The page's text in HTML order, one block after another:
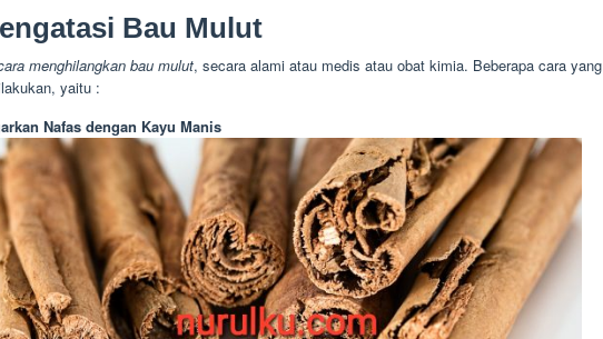
Bau Mulut
menghilangkan bau mulut, secara alami atau medis atau obat kimia. Beberapa cara yang
yaitu :
Nafas dengan Kayu Manis